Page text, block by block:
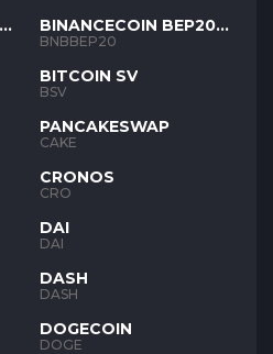
BINANCECOIN BEP20
BNB
BNBBEP20
BITCOIN SV
BSV
PANCAKESWAP
CAKE
CRONOS
CRO
DAI
DAI
DASH
DASH
DOGECOIN
DOGE